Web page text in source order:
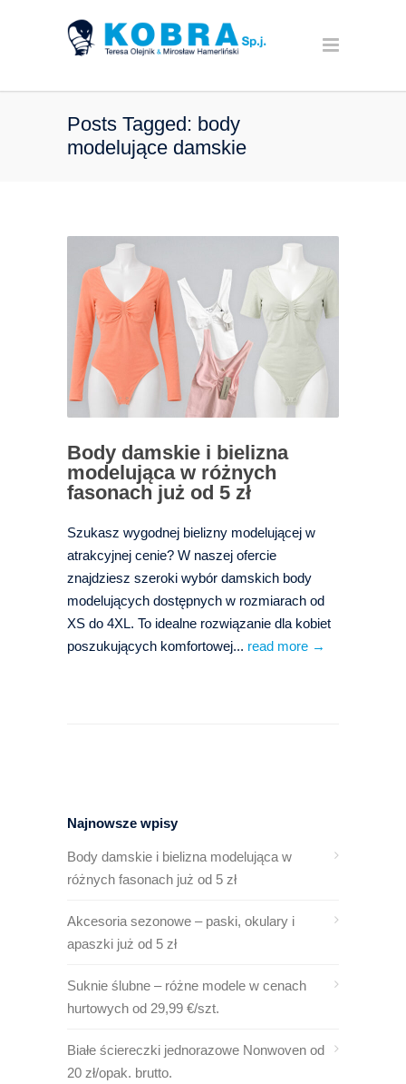
Posts Tagged: body
modelujące damskie
Body damskie i bielizna
modelująca w różnych
fasonach już od 5 zł
Szukasz wygodnej bielizny modelującej w
atrakcyjnej cenie? W naszej ofercie
znajdziesz szeroki wybór damskich body
modelujących dostępnych w rozmiarach od
XS do 4XL. To idealne rozwiązanie dla kobiet
poszukujących komfortowej... read more →
Najnowsze wpisy
Body damskie i bielizna modelująca w
różnych fasonach już od 5 zł
Akcesoria sezonowe – paski, okulary i
apaszki już od 5 zł
Suknie ślubne – różne modele w cenach
hurtowych od 29,99 €/szt.
Białe ściereczki jednorazowe Nonwoven od
20 zł/opak. brutto.